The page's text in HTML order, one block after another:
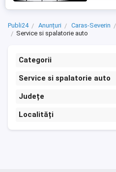
Publi24 Anunțuri Caras-Severin
Service si spalatorie auto
Categorii
Service si spalatorie auto
Județe
Localități